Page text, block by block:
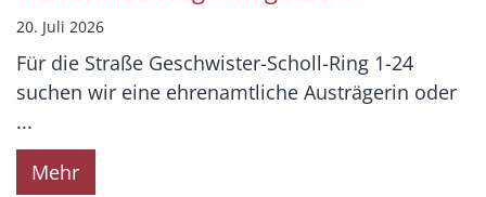
20. Juli 2026
Für die Straße Geschwister-Scholl-Ring 1-24
suchen wir eine ehrenamtliche Austrägerin oder
...
Mehr